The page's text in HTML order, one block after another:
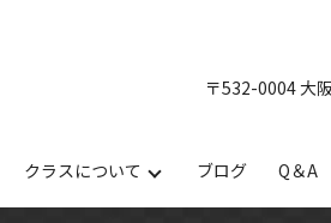
〒532-0004 大
クラスについて ブログ Q＆A